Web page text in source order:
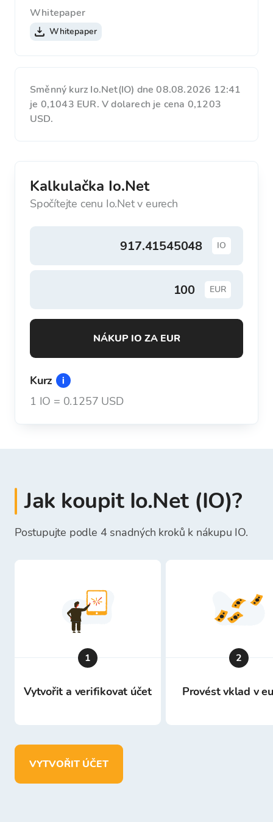
Whitepaper
Whitepaper
Směnný kurz Io.Net(IO) dne 08.08.2026 12:41
je 0,1043 EUR. V dolarech je cena 0,1203
USD.
Kalkulačka Io.Net
Spočítejte cenu Io.Net v eurech
IO
EUR
NÁKUP IO ZA EUR
Kurz
1 IO = 0.1257 USD
Jak koupit Io.Net (IO)?
Postupujte podle 4 snadných kroků k nákupu IO.
1
Vytvořit a verifikovat účet
2
Provést vklad v
VYTVOŘIT ÚČET